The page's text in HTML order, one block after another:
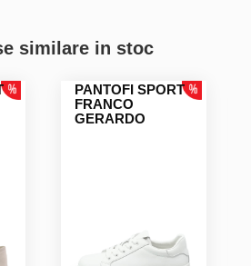
similare in stoc
PANTOFI SPORT
FRANCO
GERARDO